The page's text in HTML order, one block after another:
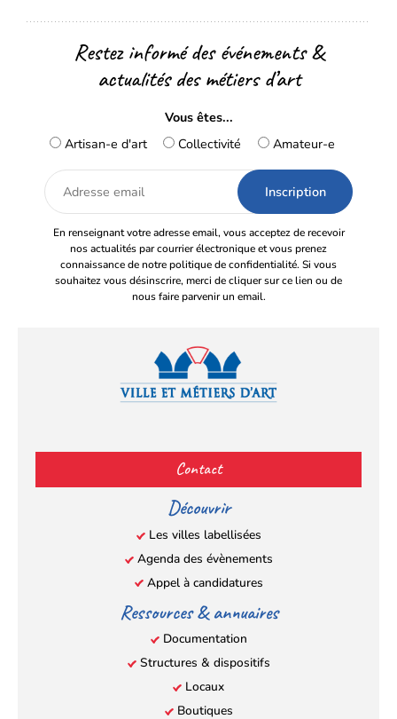
Restez informé des événements &
actualités des métiers d’art
Vous êtes...
Artisan-e d'art
Collectivité Amateur-e
Adresse
email
En renseignant votre adresse email, vous acceptez de recevoir
nos actualités par courrier électronique et vous prenez
connaissance de notre politique de confidentialité. Si vous
souhaitez vous désinscrire, merci de cliquer sur ce lien ou de
nous faire parvenir un email.
(s’ouvre
dans
nouvel
onglet)
(s’ouvre
dans
nouvel
onglet)
(s’ouvre
dans
nouvel
onglet)
(s’ouvre
nouvel
onglet)
Contact
Découvrir
Les villes labellisées
Agenda des évènements
Appel à candidatures
Ressources & annuaires
Documentation
Structures & dispositifs
Locaux
Boutiques